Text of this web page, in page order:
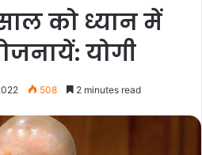
को ध्यान में
योगी
508 2 minutes read